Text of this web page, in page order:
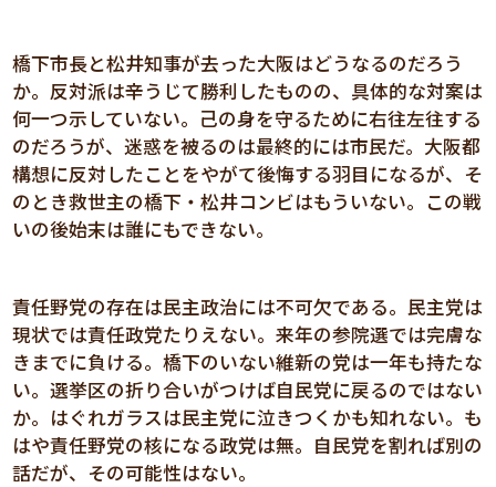
橋下市長と松井知事が去った大阪はどうなるのだろう
か。反対派は辛うじて勝利したものの、具体的な対案は
何一つ示していない。己の身を守るために右往左往する
のだろうが、迷惑を被るのは最終的には市民だ。大阪都
構想に反対したことをやがて後悔する羽目になるが、そ
のとき救世主の橋下・松井コンビはもういない。この戦
いの後始末は誰にもできない。
責任野党の存在は民主政治には不可欠である。民主党は
現状では責任政党たりえない。来年の参院選では完膚な
きまでに負ける。橋下のいない維新の党は一年も持たな
い。選挙区の折り合いがつけば自民党に戻るのではない
か。はぐれガラスは民主党に泣きつくかも知れない。も
はや責任野党の核になる政党は無。自民党を割れば別の
話だが、その可能性はない。